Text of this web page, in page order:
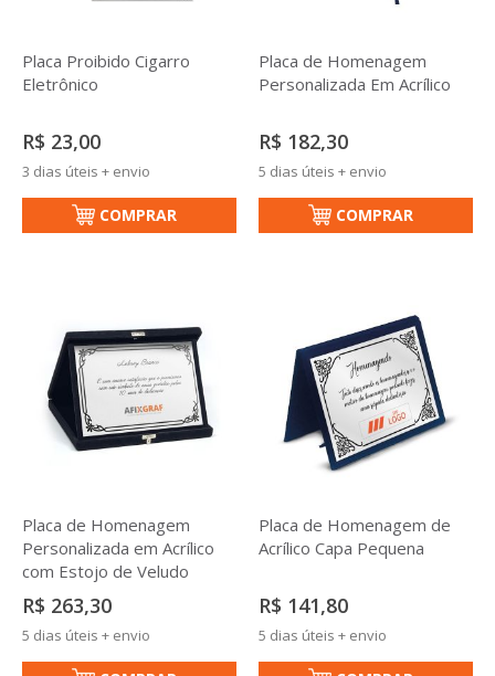
Placa Proibido Cigarro
Eletrônico
R$ 23,00
3 dias úteis + envio
COMPRAR
Placa de Homenagem
Personalizada Em Acrílico
R$ 182,30
5 dias úteis + envio
COMPRAR
Placa de Homenagem
Personalizada em Acrílico
com Estojo de Veludo
R$ 263,30
5 dias úteis + envio
Placa de Homenagem de
Acrílico Capa Pequena
R$ 141,80
5 dias úteis + envio